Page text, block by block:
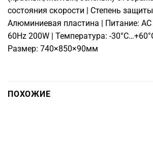
состояния скорости | Степень
Алюминиевая пластина | Питание:
60Hz 200W | Температура: -
Размер: 740×850×90мм
ПОХОЖИЕ